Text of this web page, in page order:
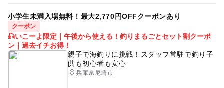
小学生未満入場無料！最大2,770円OFFクーポンあり
クーポン
🎣いこーよ限定｜午後から使える！釣りまるごとセット割クーポ
ン｜過去イチお得！
親子で海釣りに挑戦！スタッフ常駐で釣り子
供も初心者も安心
兵庫県尼崎市